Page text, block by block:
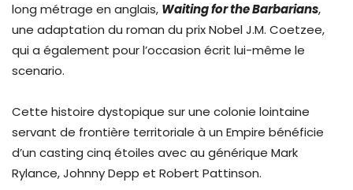
long métrage en anglais, Waiting for the Barbarians,
une adaptation du roman du prix Nobel J.M. Coetzee,
qui a également pour l’occasion écrit lui-même le
scenario.
Cette histoire dystopique sur une colonie lointaine
servant de frontière territoriale à un Empire bénéficie
d’un casting cinq étoiles avec au générique Mark
Rylance, Johnny Depp et Robert Pattinson.